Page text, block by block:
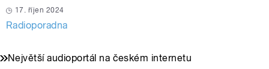
17. říjen 2024
Radioporadna
Největší audioportál na českém internetu